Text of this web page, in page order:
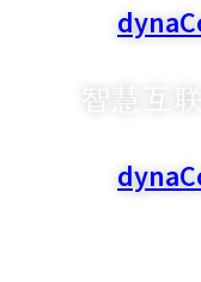
智慧互联